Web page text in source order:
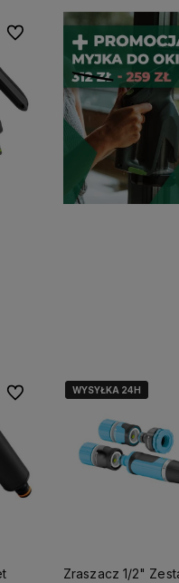
Do ulubionych
Do ulubionychWYSYŁKA 24H
WYSYŁKA 24H
Zraszacz 1/2"